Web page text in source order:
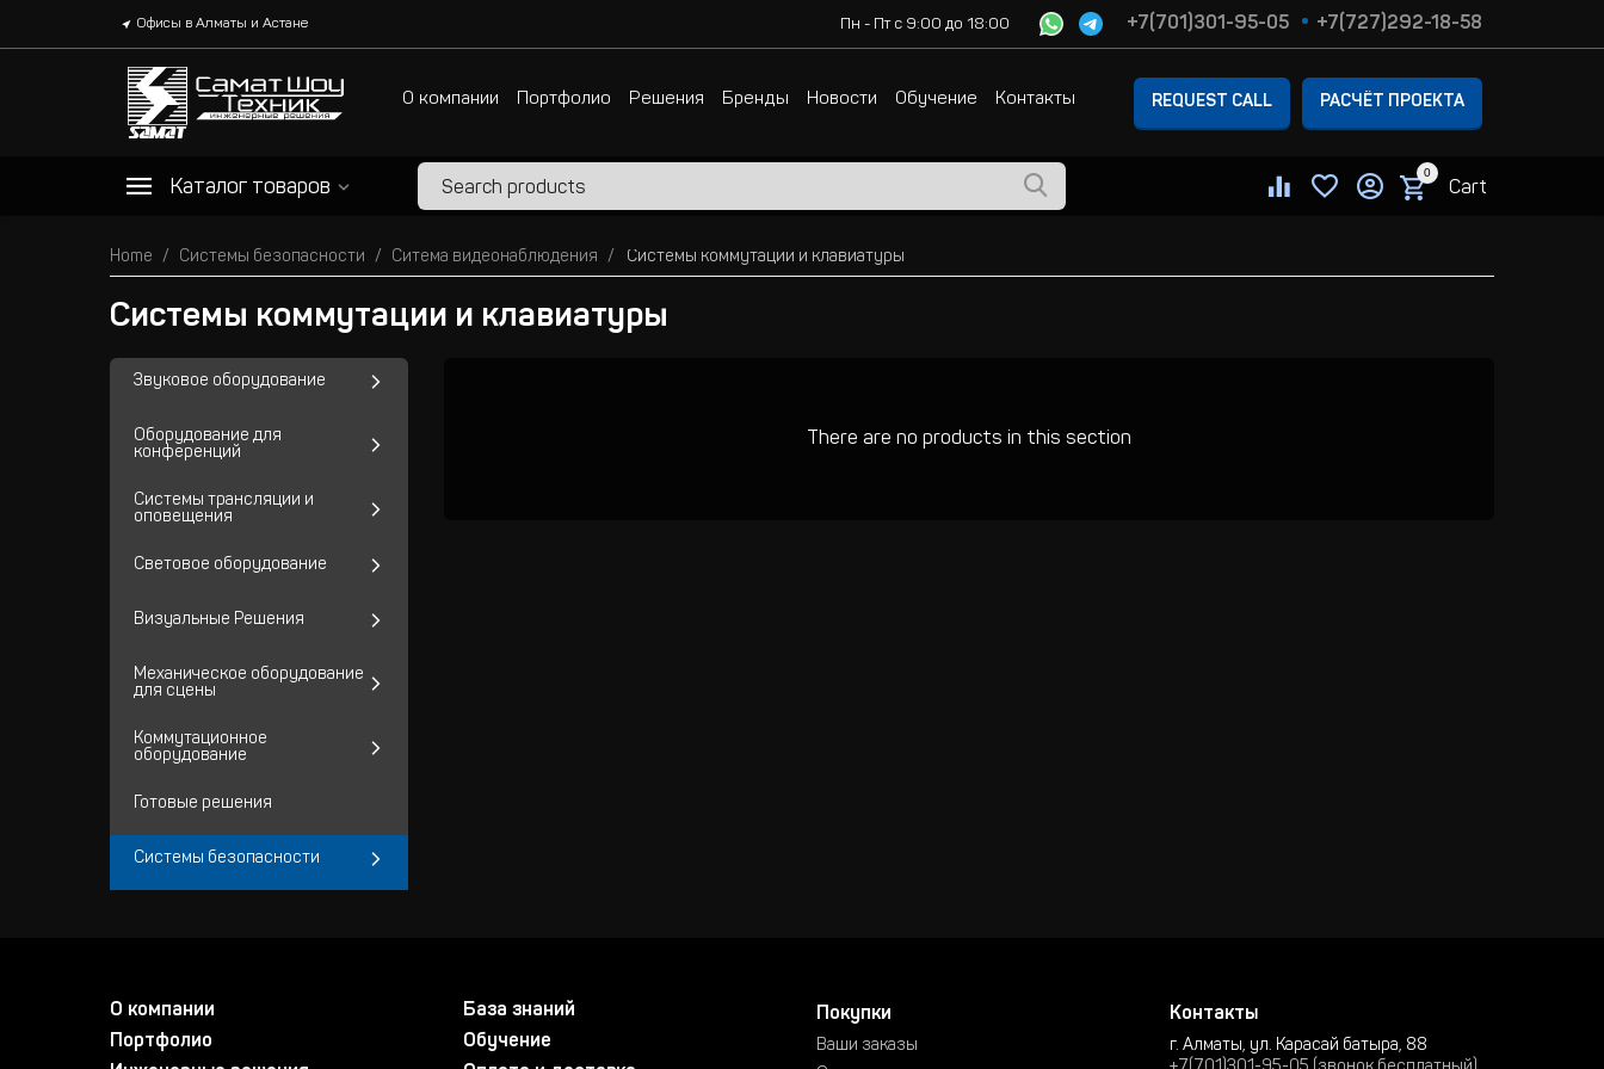
Офисы в Алматы и Астане Пн - Пт с 9:00 до 18:00 +7(701)301-95-05 +7(727)292-18-58
О компании Портфолио Решения Бренды Новости Обучение Контакты REQUEST CALL РАСЧЁТ ПРОЕКТА
Каталог товаров
0
Cart
Home Системы безопасности Ситема видеонаблюдения Системы коммутации и клавиатуры
Системы коммутации и клавиатуры
There are no products in this section
Звуковое оборудование
Оборудование для
конференций
Системы трансляции и
оповещения
Световое оборудование
Визуальные Решения
Механическое оборудование
для сцены
Коммутационное
оборудование
Готовые решения
Системы безопасности
О компании
Портфолио
База знаний
Обучение
Покупки
Ваши заказы
Контакты
г. Алматы, ул. Карасай батыра, 88